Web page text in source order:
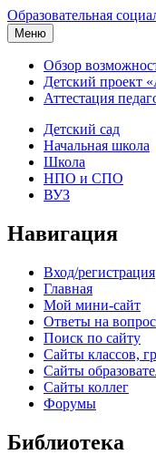
Образовательная
Меню
Обзор
Детский проект
Аттестация
Детский сад
Начальная школа
Школа
НПО и СПО
ВУЗ
Навигация
Вход/регистрация
Главная
Мой мини-сайт
Ответы на
Поиск по сайту
Сайты классов,
Сайты
Сайты коллег
Форумы
Библиотека